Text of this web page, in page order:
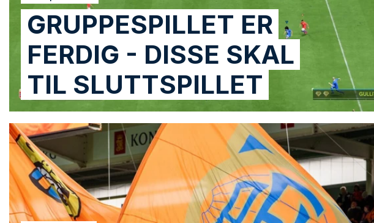
GRUPPESPILLET ER
FERDIG - DISSE SKAL
TIL SLUTTSPILLET